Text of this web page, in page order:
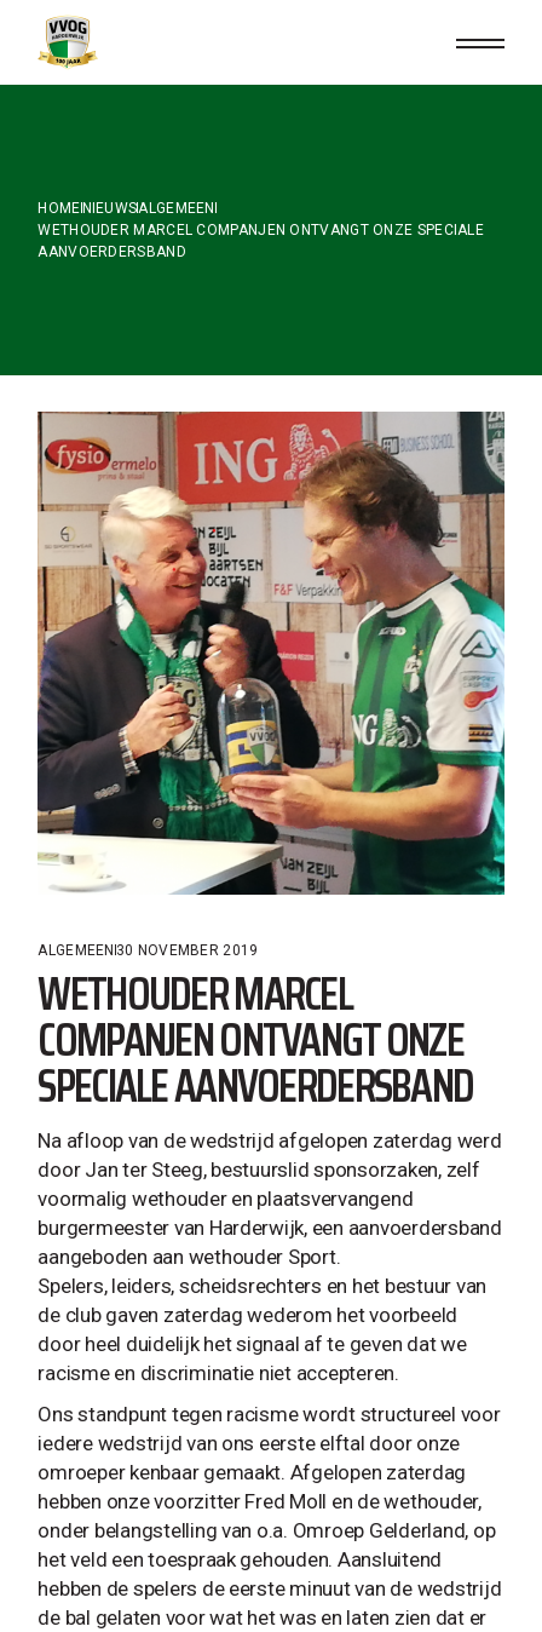
content
HOME NIEUWSALGEMEEN
WETHOUDER MARCEL COMPANJEN ONTVANGT ONZE SPECIALE
AANVOERDERSBAND
ALGEMEEN30 NOVEMBER 2019
WETHOUDER MARCEL
COMPANJEN ONTVANGT ONZE
SPECIALE AANVOERDERSBAND
Na afloop van de wedstrijd afgelopen zaterdag werd
door Jan ter Steeg, bestuurslid sponsorzaken, zelf
voormalig wethouder en plaatsvervangend
burgermeester van Harderwijk, een aanvoerdersband
aangeboden aan wethouder Sport.
Spelers, leiders, scheidsrechters en het bestuur van
de club gaven zaterdag wederom het voorbeeld
door heel duidelijk het signaal af te geven dat we
racisme en discriminatie niet accepteren.
Ons standpunt tegen racisme wordt structureel voor
iedere wedstrijd van ons eerste elftal door onze
omroeper kenbaar gemaakt. Afgelopen zaterdag
hebben onze voorzitter Fred Moll en de wethouder,
onder belangstelling van o.a. Omroep Gelderland, op
het veld een toespraak gehouden. Aansluitend
hebben de spelers de eerste minuut van de wedstrijd
de bal gelaten voor wat het was en laten zien dat er